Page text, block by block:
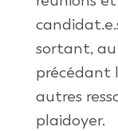
sortant, au
précédant
autres
plaidoyer.